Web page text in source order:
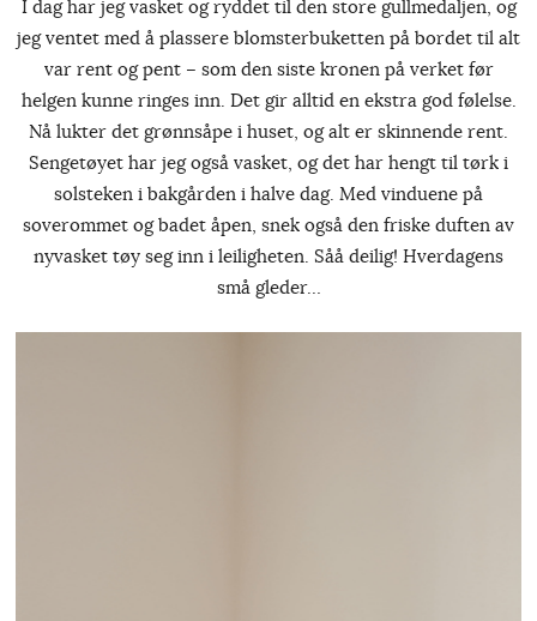
I dag har jeg vasket og ryddet til den store gullmedaljen, og
jeg ventet med å plassere blomsterbuketten på bordet til alt
var rent og pent – som den siste kronen på verket før
helgen kunne ringes inn. Det gir alltid en ekstra god følelse.
Nå lukter det grønnsåpe i huset, og alt er skinnende rent.
Sengetøyet har jeg også vasket, og det har hengt til tørk i
solsteken i bakgården i halve dag. Med vinduene på
soverommet og badet åpen, snek også den friske duften av
nyvasket tøy seg inn i leiligheten. Såå deilig! Hverdagens
små gleder…